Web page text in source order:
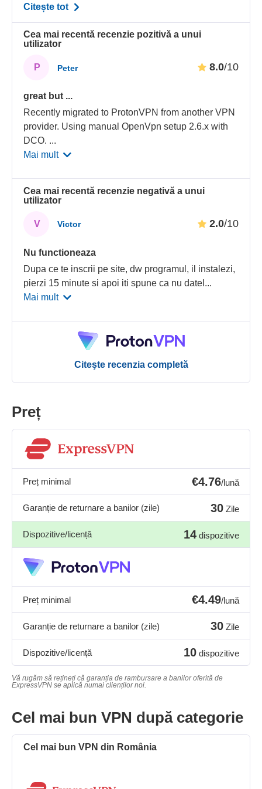
Citește tot
Cea mai recentă recenzie pozitivă a unui
utilizator
P Peter 8.0/10
great but ...
Recently migrated to ProtonVPN from another VPN
provider. Using manual OpenVpn setup 2.6.x with
DCO. ...
Mai mult
Cea mai recentă recenzie negativă a unui
utilizator
V Victor 2.0/10
Nu functioneaza
Dupa ce te inscrii pe site, dw programul, il instalezi,
pierzi 15 minute si apoi iti spune ca nu datel ...
Mai mult
Citeşte recenzia completă
Preț
Preț minimal €4.76/lună
Garanție de returnare a banilor (zile) 30 Zile
Dispozitive/licență 14 dispozitive
Preț minimal €4.49/lună
Garanție de returnare a banilor (zile) 30 Zile
Dispozitive/licență 10 dispozitive
Vă rugăm să rețineți că garanția de rambursare a banilor oferită de
ExpressVPN se aplică numai clienților noi.
Cel mai bun VPN după categorie
Cel mai bun VPN din România